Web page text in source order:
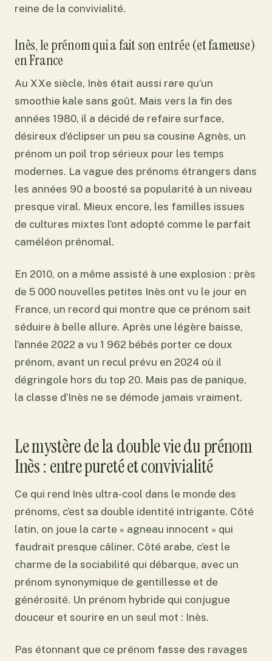
reine de la convivialité.
Inès, le prénom qui a fait son entrée (et fameuse)
en France
Au XXe siècle, Inès était aussi rare qu’un
smoothie kale sans goût. Mais vers la fin des
années 1980, il a décidé de refaire surface,
désireux d’éclipser un peu sa cousine Agnès, un
prénom un poil trop sérieux pour les temps
modernes. La vague des prénoms étrangers dans
les années 90 a boosté sa popularité à un niveau
presque viral. Mieux encore, les familles issues
de cultures mixtes l’ont adopté comme le parfait
caméléon prénomal.
En 2010, on a même assisté à une explosion : près
de 5 000 nouvelles petites Inès ont vu le jour en
France, un record qui montre que ce prénom sait
séduire à belle allure. Après une légère baisse,
l’année 2022 a vu 1 962 bébés porter ce doux
prénom, avant un recul prévu en 2024 où il
dégringole hors du top 20. Mais pas de panique,
la classe d’Inès ne se démode jamais vraiment.
Le mystère de la double vie du prénom
Inès : entre pureté et convivialité
Ce qui rend Inès ultra-cool dans le monde des
prénoms, c’est sa double identité intrigante. Côté
latin, on joue la carte « agneau innocent » qui
faudrait presque câliner. Côté arabe, c’est le
charme de la sociabilité qui débarque, avec un
prénom synonymique de gentillesse et de
générosité. Un prénom hybride qui conjugue
douceur et sourire en un seul mot : Inès.
Pas étonnant que ce prénom fasse des ravages